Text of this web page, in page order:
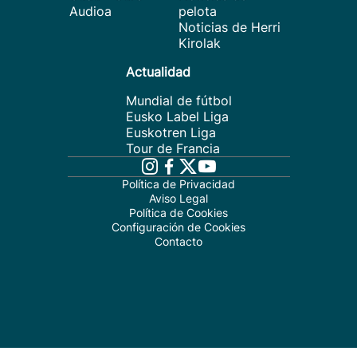
Audioa
pelota
Noticias de Herri
Kirolak
Actualidad
Mundial de fútbol
Eusko Label Liga
Euskotren Liga
Tour de Francia
Política de Privacidad
Aviso Legal
Política de Cookies
Configuración de Cookies
Contacto